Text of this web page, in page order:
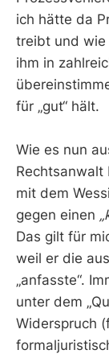
ich hätte da
treibt und wie
ihm in
für „gut“ hält.
Wie es nun
Rechtsanwalt
mit dem
gegen einen
Das gilt für
weil er die
„anfasste“.
unter dem
Widerspruch